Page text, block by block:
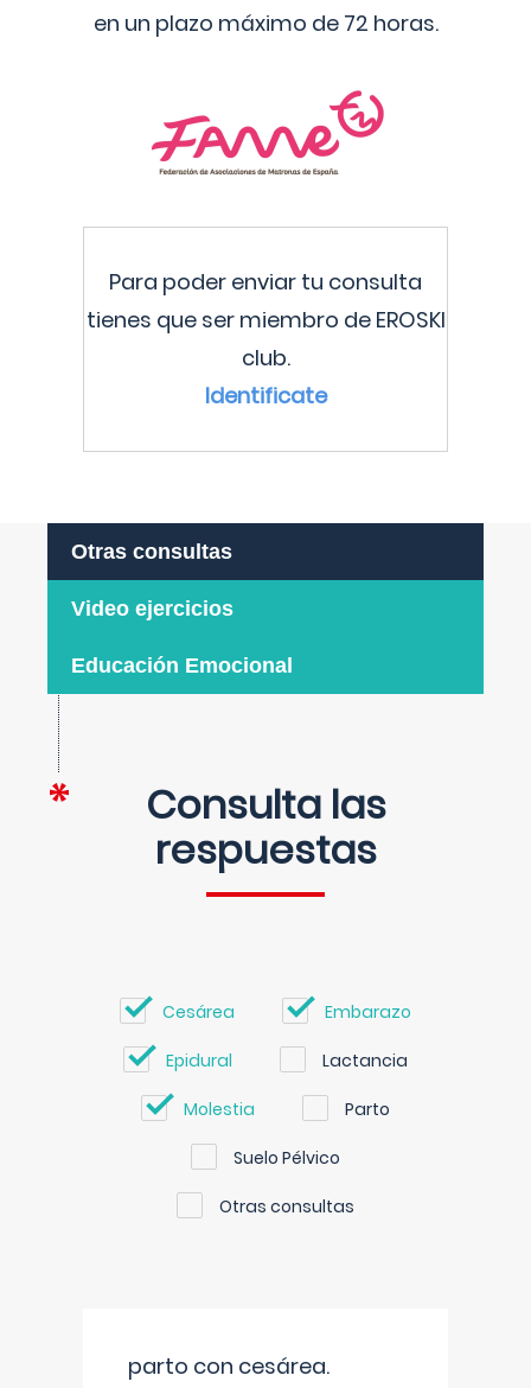
en un plazo máximo de 72 horas.
Para poder enviar tu consulta
tienes que ser miembro de EROSKI
club.
Identificate
Otras consultas
Video ejercicios
Educación Emocional
Consulta las
respuestas
Cesárea Embarazo
Epidural Lactancia
Molestia Parto
Suelo Pélvico
Otras consultas
parto con cesárea.